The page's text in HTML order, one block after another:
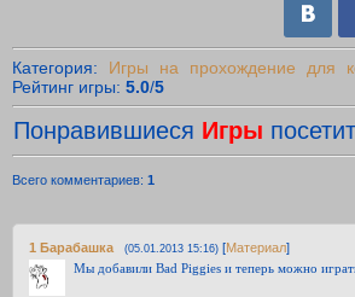
Категория: Игры на прохождение для
Рейтинг игры: 5.0/5
Понравившиеся Игры
Всего комментариев: 1
1 Барабашка (05.01.2013 15:16) [Материал]
Мы добавили Bad Piggies и теперь можно